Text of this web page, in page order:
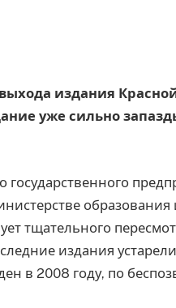
издания
уже сильно
государственного
образования
тщательного
издания
в 2008 году, по